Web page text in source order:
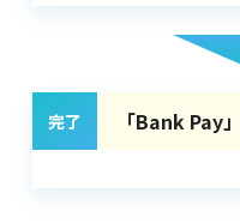
完了 「Bank Pay